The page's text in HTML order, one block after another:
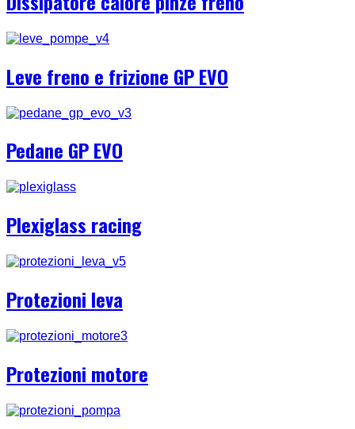
Leve freno e frizione GP EVO
Pedane GP EVO
Plexiglass racing
Protezioni leva
Protezioni motore